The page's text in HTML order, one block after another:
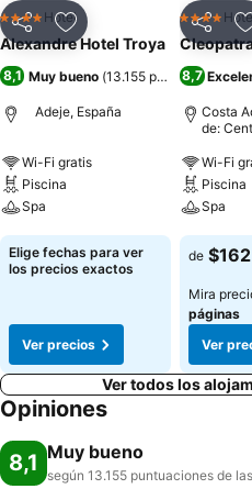
Aeropuerto Internacional Reina
máximo de los 5 campos de Golf.
Magma se encuentra a tan sólo
una distancia envidiable de
parques acuáticos, 2 km, o el
CompartirAgregar a favoritos
4 EstrellasHotel
Alexandre Hotel Troya
8,1 Muy bueno (13.155 puntuaciones)
Adeje, España
Wi-Fi gratis
Piscina
Spa
Ver precios
Elige fechas para ver
los precios exactos
Ver precios
4 Estrellas
8,7
Costa
de:
Wi-Fi
Piscina
Spa
Ver
de $162
Mira
páginas
Ver
Ver todos los
Opiniones
8,1 Muy bueno
según 13.155 puntuaciones de